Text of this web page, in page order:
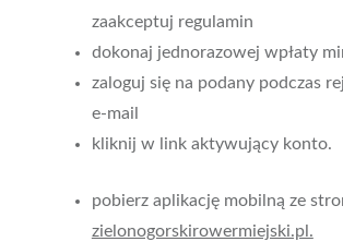
zaakceptuj regulamin
dokonaj jednorazowej wpłaty
zaloguj się na podany podczas
e-mail
kliknij w link aktywujący konto.
pobierz aplikację mobilną ze
zielonogorskirowermiejski.pl.